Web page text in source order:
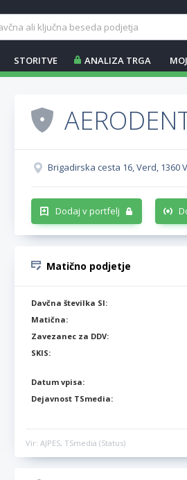
STORITVE ANALIZA TRGA
Brigadirska cesta 16, Verd, 1360
Dodaj v portfelj
Matično podjetje
Davčna številka SI:
Matična:
Zavezanec za DDV:
SKIS:
Datum vpisa:
Dejavnost TSmedia:
Vir: AJPES, TSmedia (Status)